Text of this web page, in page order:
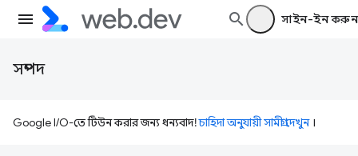
সাইন-ইন করুন
সম্পদ
Google I/O-তে টিউন করার জন্য ধন্যবাদ!চাহিদা অনুযায়ী সামগ্রী দেখুন।